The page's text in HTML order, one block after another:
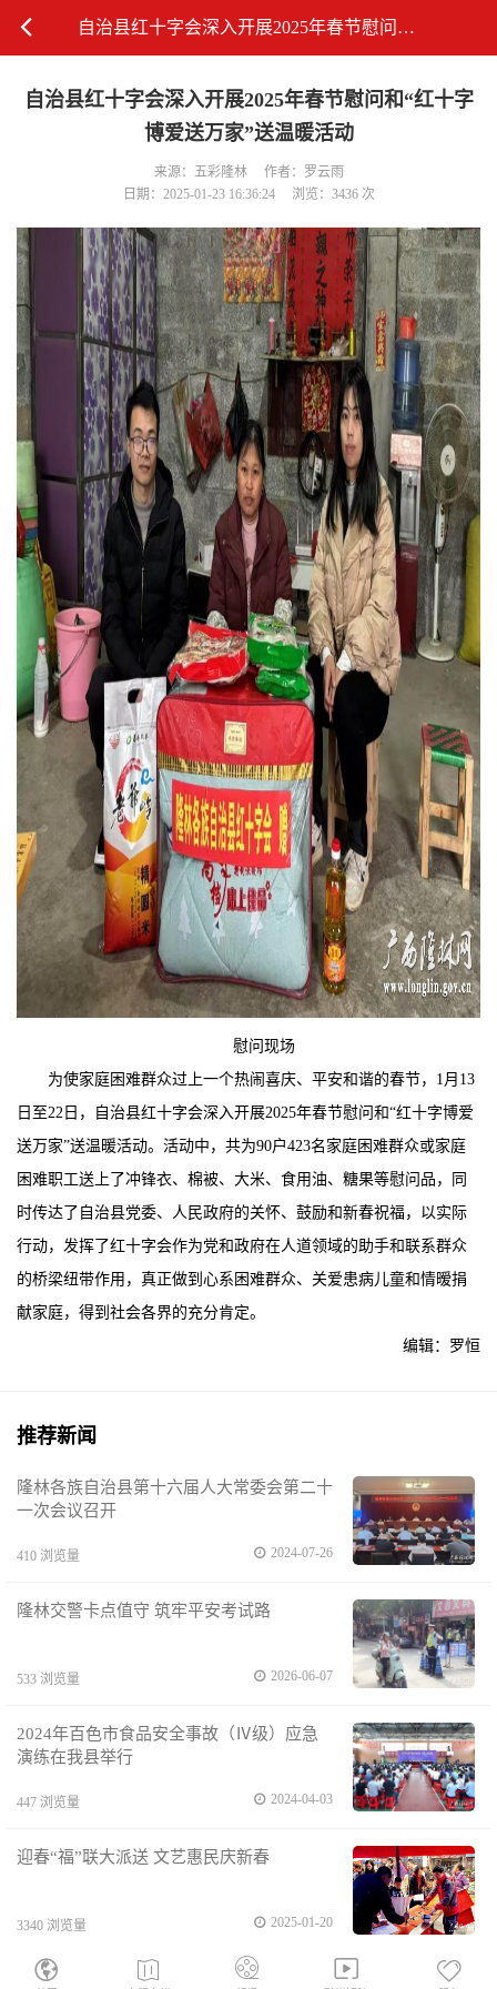
自治县红十字会深入开展2025年春节慰问和“红十字博爱送万家”送温暖活动
自治县红十字会深入开展2025年春节慰问和“红十字
博爱送万家”送温暖活动
来源：五彩隆林
作者：罗云雨
日期：2025-01-23 16:36:24
浏览：3436 次
慰问现场
为使家庭困难群众过上一个热闹喜庆、平安和谐的春节，1月13
日至22日，自治县红十字会深入开展2025年春节慰问和“红十字博爱
送万家”送温暖活动。活动中，共为90户423名家庭困难群众或家庭
困难职工送上了冲锋衣、棉被、大米、食用油、糖果等慰问品，同
时传达了自治县党委、人民政府的关怀、鼓励和新春祝福，以实际
行动，发挥了红十字会作为党和政府在人道领域的助手和联系群众
的桥梁纽带作用，真正做到心系困难群众、关爱患病儿童和情暧捐
献家庭，得到社会各界的充分肯定。
编辑：罗恒
推荐新闻
隆林各族自治县第十六届人大常委会第二十
一次会议召开
410 浏览量 2024-07-26
隆林交警卡点值守 筑牢平安考试路
533 浏览量 2026-06-07
2024年百色市食品安全事故（Ⅳ级）应急
演练在我县举行
447 浏览量 2024-04-03
迎春“福”联大派送 文艺惠民庆新春
3340 浏览量 2025-01-20